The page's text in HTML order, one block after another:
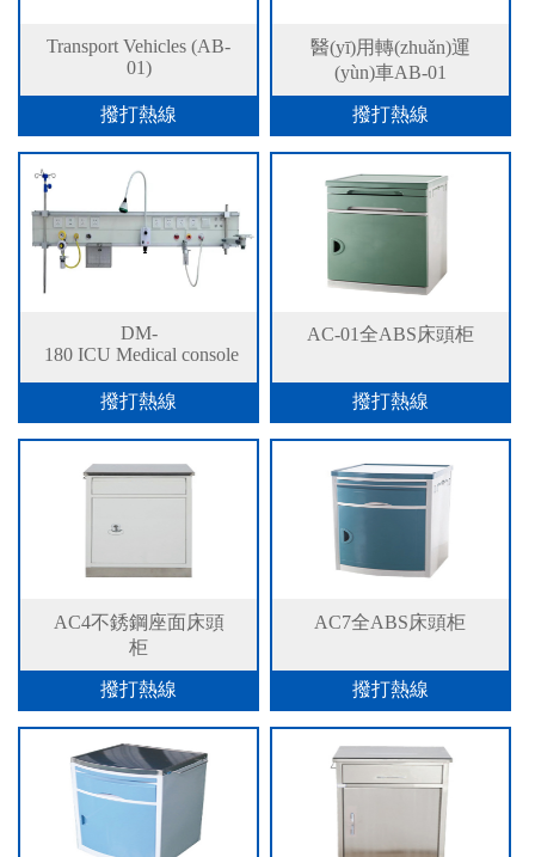
Transport Vehicles (AB-
01)
撥打熱線
醫(yī)用轉(zhuǎn)運
(yùn)車AB-01
撥打熱線
DM-
180 ICU Medical console
撥打熱線
AC-01全ABS床頭柜
撥打熱線
AC4不銹鋼座面床頭
柜
撥打熱線
AC7全ABS床頭柜
撥打熱線